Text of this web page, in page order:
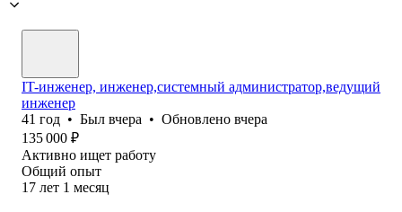
IT-инженер, инженер,системный администратор,ведущий
инженер
41 год • Был вчера • Обновлено вчера
135 000 ₽
Активно ищет работу
Общий опыт
17 лет 1 месяц